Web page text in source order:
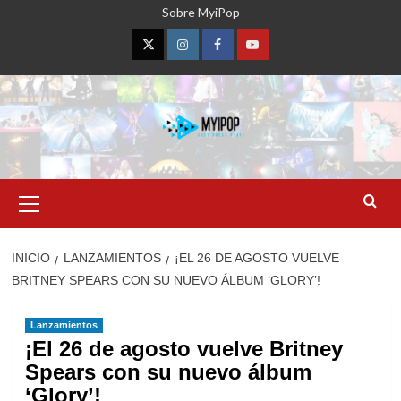
Sobre MyiPop
TwitterInstagramFacebookYouTube
primario
INICIO LANZAMIENTOS
¡EL 26 DE AGOSTO VUELVE
BRITNEY SPEARS CON SU NUEVO ÁLBUM ‘GLORY’!
Lanzamientos
¡El 26 de agosto vuelve Britney
Spears con su nuevo álbum
‘Glory’!